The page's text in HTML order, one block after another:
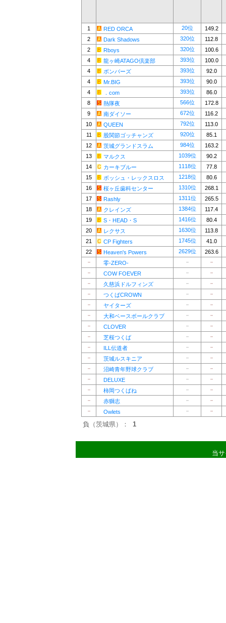
1 RED ORCA 20位
149.2
2
Dark Shadows 320位
112.8
2
Rboys 320位
100.6
4
龍ヶ崎ATAGO倶楽部 393位
100.0
4
ボンバーズ 393位
92.0
4
Mr.BIG 393位
90.0
4
．com 393位
86.0
8
熱隊夜 566位
172.8
9
南ダイソー 672位
116.2
10
QUEEN 792位
113.0
11
股関節ゴッチャンズ 920位
85.1
12
茨城グランドスラム 984位
163.2
13
マルクス 1039位
90.2
14
カーキブルー 1118位
77.8
15
ボッシュ・レックスロス 1218位
80.6
16
桜ヶ丘歯科センター 1310位
268.1
17
Rashly 1311位
265.5
18
クレインズ 1384位
117.4
19
S・HEAD・S 1416位
80.4
20
レクサス 1630位
113.8
21
CP Fighters 1745位
41.0
22
Heaven's Powers 2629位
263.6
－
零-ZERO- －
－
－
COW FOEVER －
－
－
久慈浜ドルフィンズ －
－
－
つくばCROWN －
－
－
ヤイターズ －
－
－
大和ベースボールクラブ －
－
－
CLOVER －
－
－
芝桜つくば －
－
－
ILL伝道者 －
－
－
茨城ルスキニア －
－
－
沼崎青年野球クラブ －
－
－
DELUXE －
－
－
柿岡つくばね －
－
－
赤獅志 －
－
－
Owlets － －
負（茨城県）： 1
当